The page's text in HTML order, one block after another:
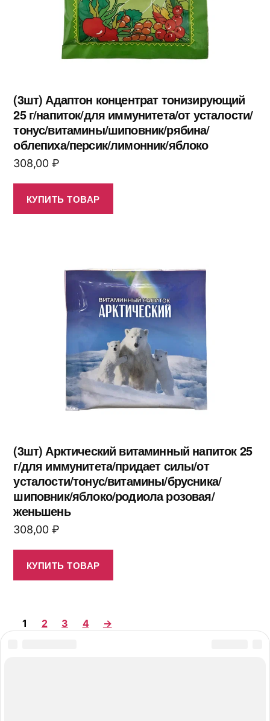
(3шт) Адаптон концентрат тонизирующий
25 г/напиток/для иммунитета/от усталости/
тонус/витамины/шиповник/рябина/
облепиха/персик/лимонник/яблоко
308,00 ₽
КУПИТЬ ТОВАР
(3шт) Арктический витаминный напиток 25
г/для иммунитета/придает силы/от
усталости/тонус/витамины/брусника/
шиповник/яблоко/родиола розовая/
женьшень
308,00 ₽
КУПИТЬ ТОВАР
1 2 3 4 →